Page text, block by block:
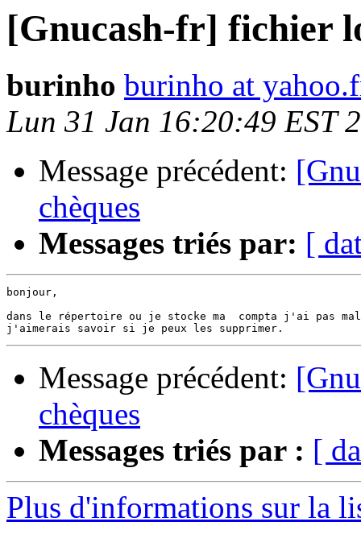
[Gnucash-fr] fichier
burinho burinho at
Lun 31 Jan 16:20:49 EST
Message précédent:
chèques
Messages triés par: [
bonjour,
dans le répertoire ou je stocke ma  compta j'ai pas
Message précédent:
chèques
Messages triés par : [
Plus d'informations sur la